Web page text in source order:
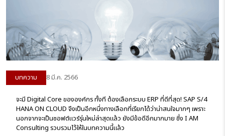
บทความ 8 มี.ค. 2566
จะมี Digital Core ขององค์กร ทั้งที ต้องเลือกระบบ ERP ที่ดีที่สุด! SAP S/4
HANA ON CLOUD จึงเป็นอีกหนึ่งทางเลือกที่เรียกได้ว่าน่าสนใจมากๆ เพราะ
นอกจากจะเป็นซอฟต์แวร์รุ่นใหม่ล่าสุดแล้ว ยังมีข้อดีอีกมากมาย ซึ่ง I AM
Consulting รวบรวมไว้ให้ในบทความนี้แล้ว